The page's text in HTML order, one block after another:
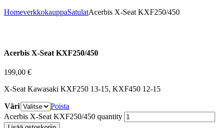
HomeverkkokauppaSatulatAcerbis X-Seat KXF250/450
Acerbis X-Seat KXF250/450
199,00 €
X-Seat Kawasaki KXF250 13-15, KXF450 12-15
Väri
Poista
Acerbis X-Seat KXF250/450 quantity